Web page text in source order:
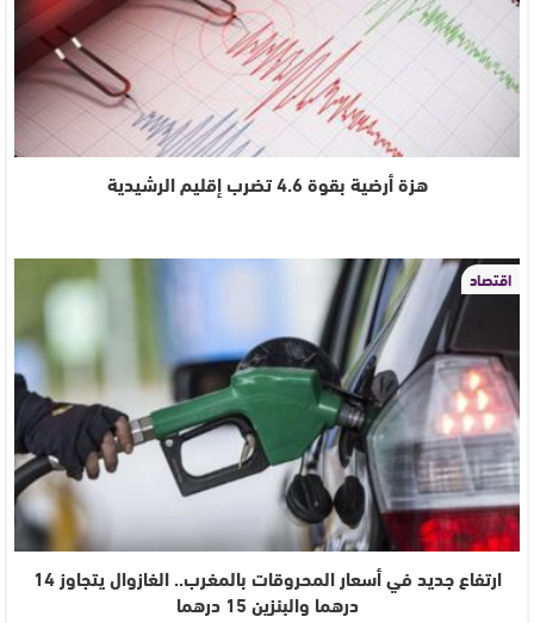
هزة أرضية بقوة 4.6 تضرب إقليم الرشيدية
اقتصاد
ارتفاع جديد في أسعار المحروقات بالمغرب.. الغازوال يتجاوز 14
درهما والبنزين 15 درهما